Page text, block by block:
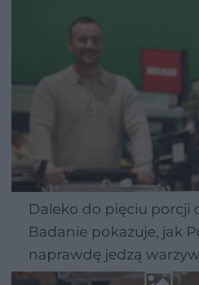
Daleko do pięciu porcji
Badanie pokazuje, jak
naprawdę jedzą